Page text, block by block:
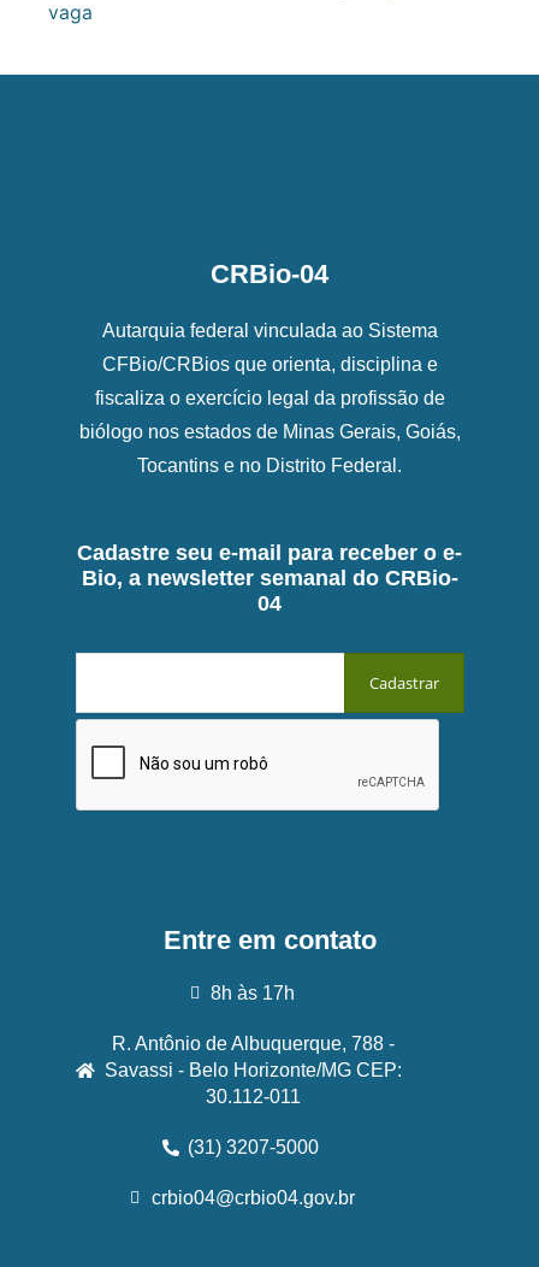
vaga
CRBio-04
Autarquia federal vinculada ao Sistema
CFBio/CRBios que orienta, disciplina e
fiscaliza o exercício legal da profissão de
biólogo nos estados de Minas Gerais, Goiás,
Tocantins e no Distrito Federal.
Cadastre seu e-mail para receber o e-
Bio, a newsletter semanal do CRBio-
04
Entre em contato
8h às 17h
R. Antônio de Albuquerque, 788 -
Savassi - Belo Horizonte/MG CEP:
30.112-011
(31) 3207-5000
crbio04@crbio04.gov.br